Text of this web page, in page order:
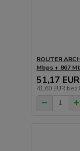
ROUTER
Mbps + 867
51,17 EUR
41,60 EUR bez